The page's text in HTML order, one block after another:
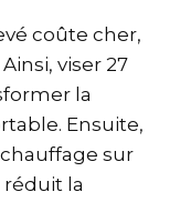
coûte cher,
viser 27
la
Ensuite,
sur
réduit la